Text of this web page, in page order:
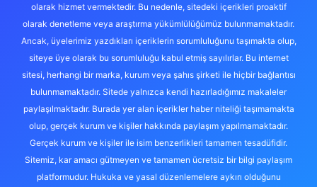
olarak hizmet vermektedir. Bu nedenle, sitedeki içerikleri proaktif
olarak denetleme veya araştırma yükümlülüğümüz bulunmamaktadır.
Ancak, üyelerimiz yazdıkları içeriklerin sorumluluğunu taşımakta olup,
siteye üye olarak bu sorumluluğu kabul etmiş sayılırlar. Bu internet
sitesi, herhangi bir marka, kurum veya şahıs şirketi ile hiçbir bağlantısı
bulunmamaktadır. Sitede yalnızca kendi hazırladığımız makaleler
paylaşılmaktadır. Burada yer alan içerikler haber niteliği taşımamakta
olup, gerçek kurum ve kişiler hakkında paylaşım yapılmamaktadır.
Gerçek kurum ve kişiler ile isim benzerlikleri tamamen tesadüfidir.
Sitemiz, kar amacı gütmeyen ve tamamen ücretsiz bir bilgi paylaşım
platformudur. Hukuka ve yasal düzenlemelere aykırı olduğunu